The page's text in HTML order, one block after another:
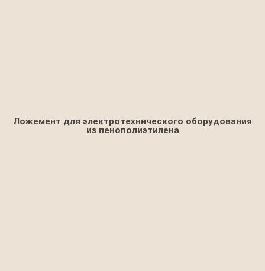
Ложемент для электротехнического оборудования
из пенополиэтилена